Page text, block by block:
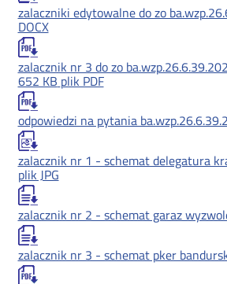
zalaczniki edytowalne do zo
DOCX
zalacznik nr 3 do zo
652 KB plik PDF
odpowiedzi na pytania
zalacznik nr 1 - schemat delegatura
plik JPG
zalacznik nr 2 - schemat garaz
zalacznik nr 3 - schemat pker